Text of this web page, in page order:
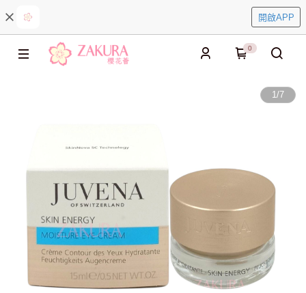
開啟APP
0
1/7